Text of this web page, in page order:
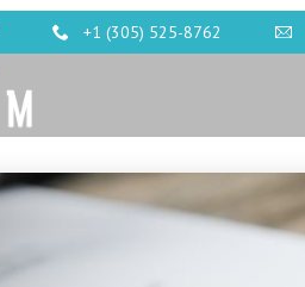
+1 (305) 525-8762